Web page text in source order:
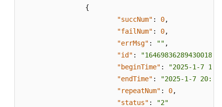
{
"succNum" : 0,
"failNum" : 0,
"errMsg" : "" ,
"id" :
"beginTime" :
"2025-1-7
"endTime" :
"2025-1-7
"repeatNum" : 0,
"status" :
"2"